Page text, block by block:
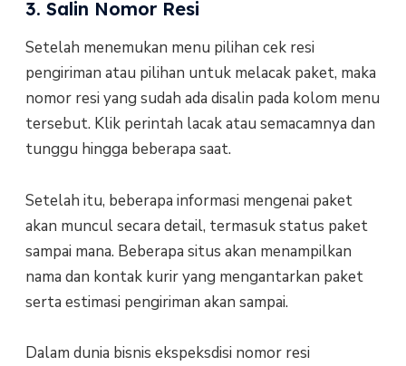
3. Salin Nomor Resi
Setelah menemukan menu pilihan cek resi
pengiriman atau pilihan untuk melacak paket, maka
nomor resi yang sudah ada disalin pada kolom menu
tersebut. Klik perintah lacak atau semacamnya dan
tunggu hingga beberapa saat.
Setelah itu, beberapa informasi mengenai paket
akan muncul secara detail, termasuk status paket
sampai mana. Beberapa situs akan menampilkan
nama dan kontak kurir yang mengantarkan paket
serta estimasi pengiriman akan sampai.
Dalam dunia bisnis ekspeksdisi nomor resi